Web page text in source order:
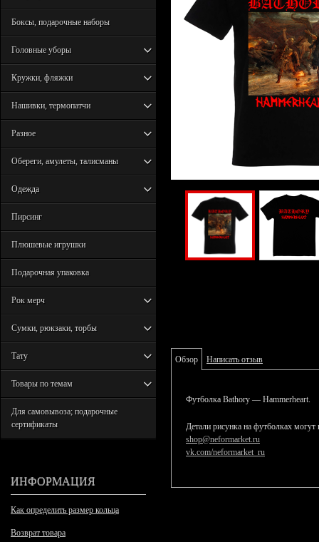
Боксы, подарочные наборы
Головные уборы
Кружки, фляжки
Нашивки, термопатчи
Разное
Обереги, амулеты, талисманы
Одежда
Пирсинг
Плюшевые игрушки
Подарочная упаковка
Рок мерч
Сумки, рюкзаки, торбы
Тату
Товары по темам
Для самовывоза; подарочные
сертификаты
ИНФОРМАЦИЯ
Как определить размер кольца
Возврат товара
Обзор Написать отзыв
Футболка Bathory — Hammerheart.
Детали рисунка на футболках
shop@neformarket.ru
vk.com/neformarket_ru